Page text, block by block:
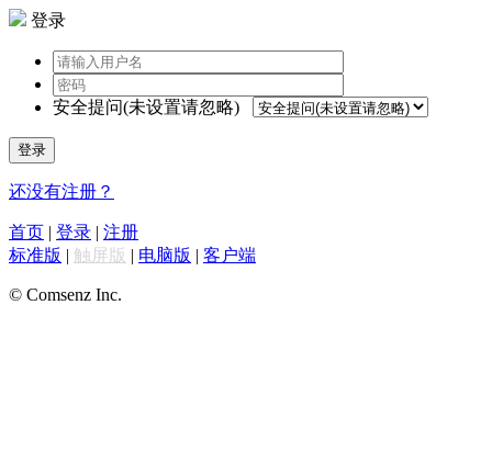
登录
安全提问(未设置请忽略)
登录
还没有注册？
首页 | 登录 | 注册
标准版 | 触屏版 | 电脑版 | 客户端
© Comsenz Inc.